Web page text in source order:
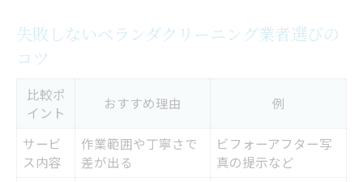
失敗しないベランダクリーニング業者選びの
コツ
比較ポ
イント
おすすめ理由 例
サービ
ス内容
作業範囲や丁寧さで
差が出る
ビフォーアフター写
真の提示など